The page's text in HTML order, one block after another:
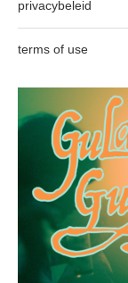
privacybeleid
terms of use